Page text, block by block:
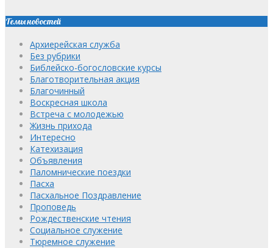
Темы новостей
Архиерейская служба
Без рубрики
Библейско-богословские курсы
Благотворительная акция
Благочинный
Воскресная школа
Встреча с молодежью
Жизнь прихода
Интересно
Катехизация
Объявления
Паломнические поездки
Пасха
Пасхальное Поздравление
Проповедь
Рождественские чтения
Социальное служение
Тюремное служение